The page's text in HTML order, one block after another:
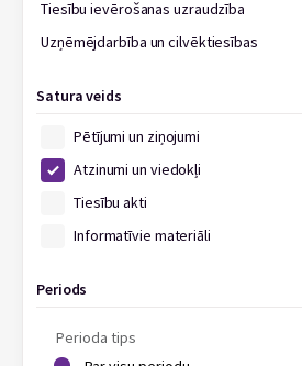
Tiesību ievērošanas uzraudzība
Uzņēmējdarbība un cilvēktiesības
Satura veids
Pētījumi un ziņojumi
Atzinumi un viedokļi
Tiesību akti
Informatīvie materiāli
Periods
Perioda tips